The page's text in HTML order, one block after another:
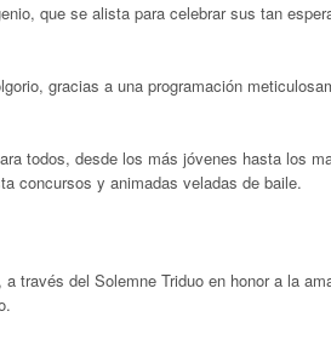
que se alista para celebrar sus tan
gracias a una programación
todos, desde los más jóvenes hasta los
concursos y animadas veladas de baile.
través del Solemne Triduo en honor a la
.